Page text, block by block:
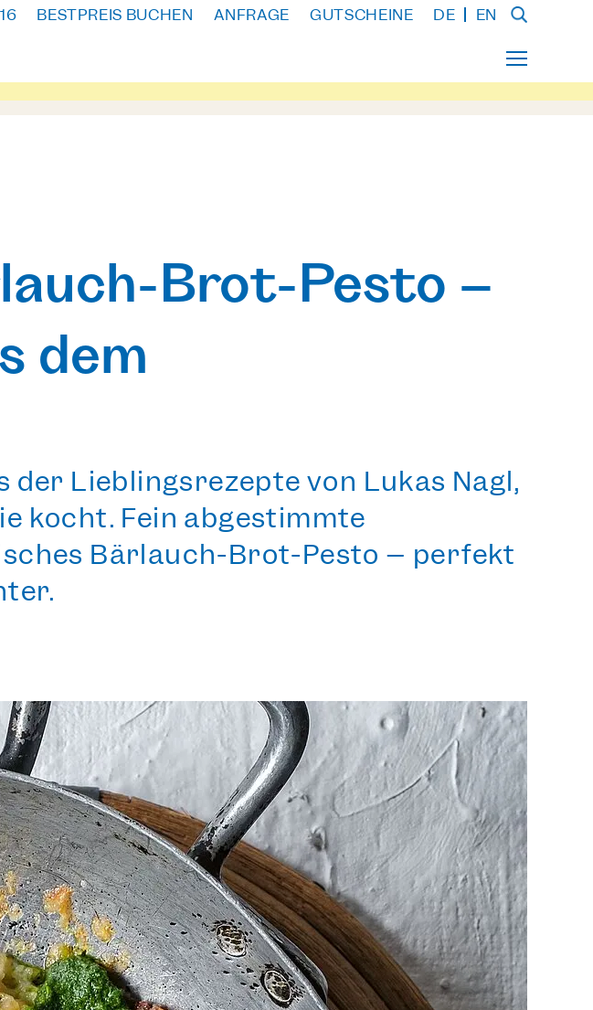
BESTPREIS BUCHEN ANFRAGE GUTSCHEINE DE EN
Brot-Pesto –
dem
Lieblingsrezepte von Lukas Nagl,
kocht. Fein abgestimmte
Bärlauch-Brot-Pesto – perfekt